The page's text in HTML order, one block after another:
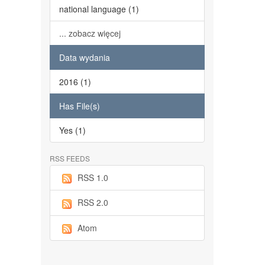
national language (1)
... zobacz więcej
Data wydania
2016 (1)
Has File(s)
Yes (1)
RSS FEEDS
RSS 1.0
RSS 2.0
Atom